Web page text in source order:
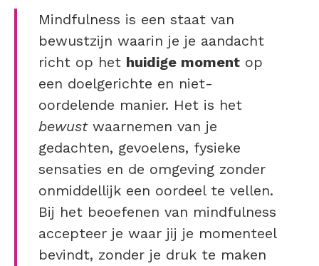
Mindfulness is een staat van
bewustzijn waarin je je aandacht
richt op het huidige moment op
een doelgerichte en niet-
oordelende manier. Het is het
bewustwaarnemen van je
gedachten, gevoelens, fysieke
sensaties en de omgeving zonder
onmiddellijk een oordeel te vellen.
Bij het beoefenen van mindfulness
accepteer je waar jij je momenteel
bevindt, zonder je druk te maken